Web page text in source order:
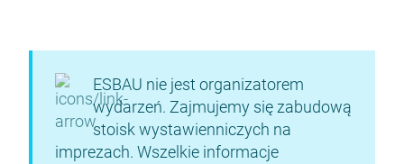
ESBAU nie jest organizatorem
wydarzeń. Zajmujemy się zabudową
stoisk wystawienniczych na
imprezach. Wszelkie informacje